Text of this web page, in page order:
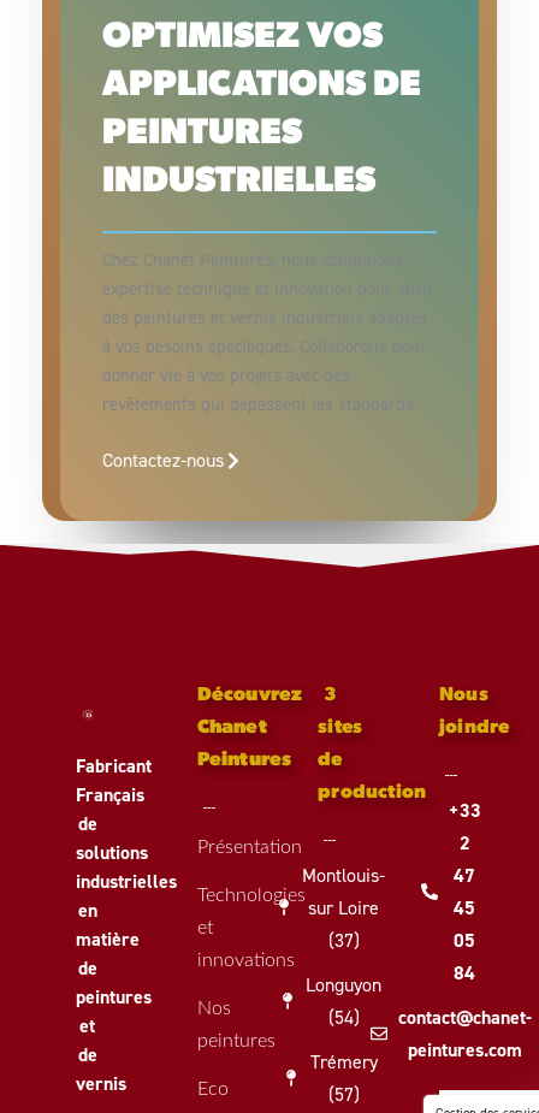
OPTIMISEZ VOS
APPLICATIONS DE
PEINTURES
INDUSTRIELLES
Chez Chanet Peintures, nous combinons
expertise technique et innovation pour offrir
des peintures et vernis industriels adaptés
à vos besoins spécifiques. Collaborons pour
donner vie à vos projets avec des
revêtements qui dépassent les standards.
Contactez-nous
Fabricant
Français
de
solutions
industrielles
en
matière
de
peintures
et
de
vernis
Découvrez
Chanet
Peintures
Présentation
Technologies
et
innovations
Nos
peintures
Eco
3
sites
de
production
Montlouis-
sur Loire
(37)
Longuyon
(54)
Trémery
(57)
Nous
joindre
+33
2
47
45
05
84
contact@chanet-
peintures.com